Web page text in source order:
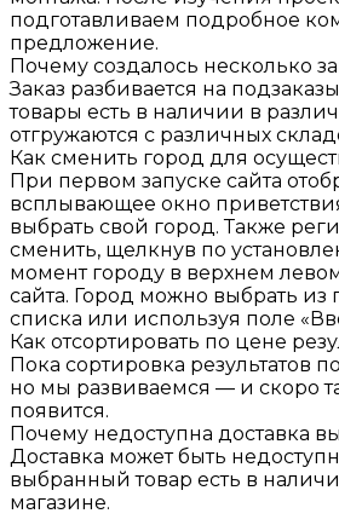
подготавливаем подробное
предложение.
Почему создалось несколько
Заказ разбивается на
товары есть в наличии в
отгружаются с различных
Как сменить город для
При первом запуске сайта
всплывающее окно
выбрать свой город. Также
сменить, щелкнув по
момент городу в верхнем
сайта. Город можно выбрать
списка или используя поле
Как отсортировать по цене
Пока сортировка результатов
но мы развиваемся — и скоро
появится.
Почему недоступна доставка
Доставка может быть
выбранный товар есть в
магазине.